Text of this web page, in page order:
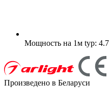
Мощность на 1м typ: 4.7
Произведено в Беларуси